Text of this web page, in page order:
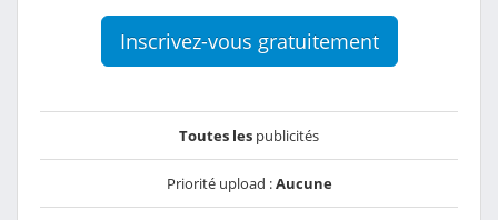
Inscrivez-vous gratuitement
Toutes les publicités
Priorité upload :Aucune